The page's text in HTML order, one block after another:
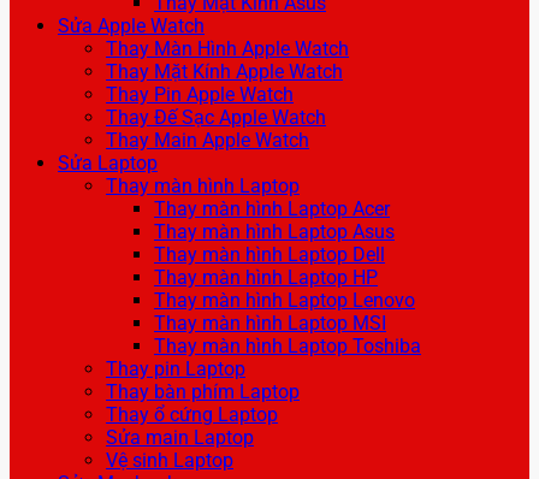
Sửa Apple Watch
Thay Màn Hình Apple Watch
Thay Mặt Kính Apple Watch
Thay Pin Apple Watch
Thay Đế Sạc Apple Watch
Thay Main Apple Watch
Sửa Laptop
Thay màn hình Laptop
Thay màn hình Laptop Acer
Thay màn hình Laptop Asus
Thay màn hình Laptop Dell
Thay màn hình Laptop HP
Thay màn hình Laptop Lenovo
Thay màn hình Laptop MSI
Thay màn hình Laptop Toshiba
Thay pin Laptop
Thay bàn phím Laptop
Thay ổ cứng Laptop
Sửa main Laptop
Vệ sinh Laptop